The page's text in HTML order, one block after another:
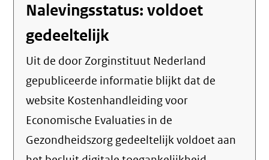
Nalevingsstatus: voldoet
gedeeltelijk
Uit de door Zorginstituut Nederland
gepubliceerde informatie blijkt dat de
website Kostenhandleiding voor
Economische Evaluaties in de
Gezondheidszorg gedeeltelijk voldoet aan